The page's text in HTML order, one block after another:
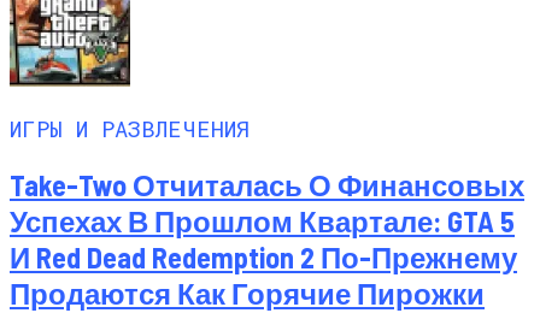
ИГРЫ И РАЗВЛЕЧЕНИЯ
Take-Two Отчиталась О Финансовых
Успехах В Прошлом Квартале: GTA 5
И Red Dead Redemption 2 По-Прежнему
Продаются Как Горячие Пирожки